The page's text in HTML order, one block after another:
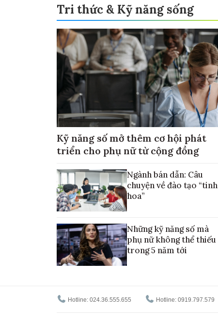
Tri thức & Kỹ năng sống
Kỹ năng số mở thêm cơ hội phát
triển cho phụ nữ từ cộng đồng
Ngành bán dẫn: Câu
chuyện về đào tạo “tinh
hoa”
Những kỹ năng số mà
phụ nữ không thể thiếu
trong 5 năm tới
Hotline: 024.36.555.655 Hotline: 0919.797.579